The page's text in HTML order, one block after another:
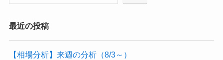
最近の投稿
【相場分析】来週の分析（8/3～）